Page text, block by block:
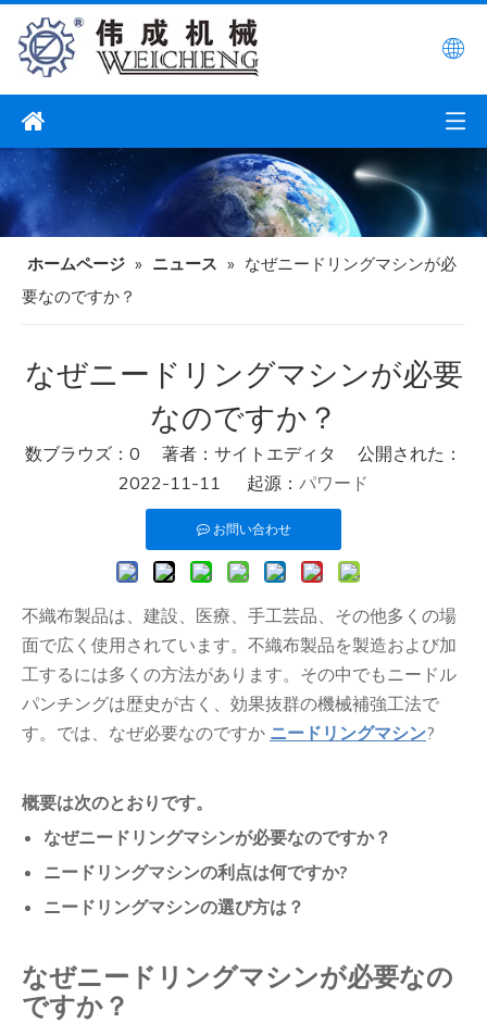
ホームページ » ニュース » なぜニードリングマシンが必
要なのですか？
なぜニードリングマシンが必要
なのですか？
数ブラウズ： 0 著者：サイトエディタ 公開された：
2022-11-11 起源： パワード
お問い合わせ
不織布製品は、建設、医療、手工芸品、その他多くの場
面で広く使用されています。不織布製品を製造および加
工するには多くの方法があります。その中でもニードル
パンチングは歴史が古く、効果抜群の機械補強工法で
す。では、なぜ必要なのですか ニードリングマシン?
概要は次のとおりです。
なぜニードリングマシンが必要なのですか？
ニードリングマシンの利点は何ですか?
ニードリングマシンの選び方は？
なぜニードリングマシンが必要なの
ですか？